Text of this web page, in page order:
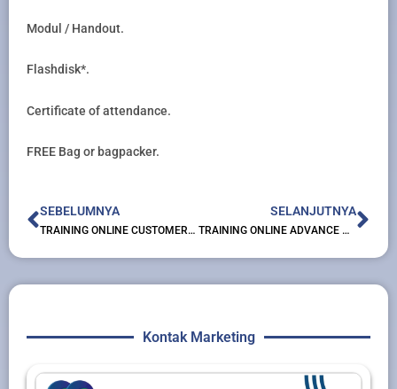
Modul / Handout.
Flashdisk*.
Certificate of attendance.
FREE Bag or bagpacker.
Prev
SEBELUMNYA
TRAINING ONLINE CUSTOMER FOCUS SELLING SKILLS
SELANJUTNYA
TRAINING ONLINE ADVANCE PID CONTROLLER
Kontak Marketing